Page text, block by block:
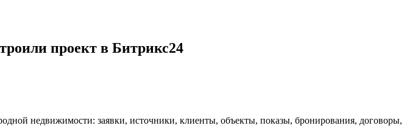
проект в Битрикс24
недвижимости: заявки, источники, клиенты, объекты, показы, бронирования, договоры,